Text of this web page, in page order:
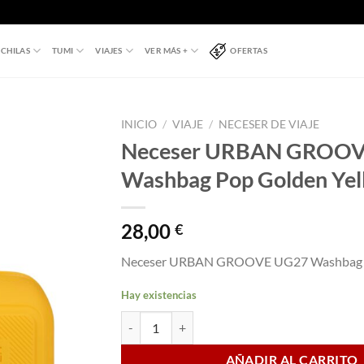
TUMI VIAJES VER MÁS + OFERTAS
INICIO / VIAJE / NECESER DE VIAJE
Neceser URBAN
Washbag Pop Golden
28,00 €
Neceser URBAN GROOVE UG27
Hay existencias
AÑADIR AL CARRITO